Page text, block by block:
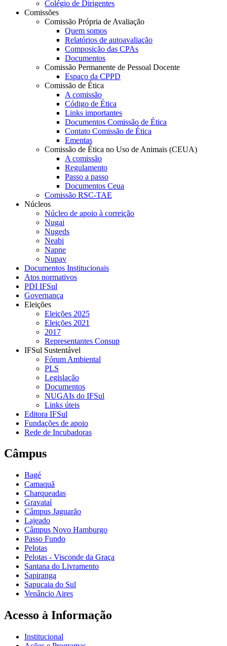
Colégio de Dirigentes
Comissões
Comissão Própria de Avaliação
Quem somos
Relatórios de autoavaliação
Composição das CPAs
Documentos
Comissão Permanente de Pessoal Docente
Espaço da CPPD
Comissão de Ética
A comissão
Código de Ética
Links importantes
Documentos Comissão de Ética
Contato Comissão de Ética
Ementas
Comissão de Ética no Uso de Animais (CEUA)
A comissão
Regulamento
Passo a passo
Documentos Ceua
Comissão RSC-TAE
Núcleos
Núcleo de apoio à correição
Nugai
Nugeds
Neabi
Napne
Nupav
Documentos Institucionais
Atos normativos
PDI IFSul
Governança
Eleições
Eleições 2025
Eleições 2021
2017
Representantes Consup
IFSul Sustentável
Fórum Ambiental
PLS
Legislação
Documentos
NUGAIs do IFSul
Links úteis
Editora IFSul
Fundações de apoio
Rede de Incubadoras
Câmpus
Bagé
Camaquã
Charqueadas
Gravataí
Câmpus Jaguarão
Lajeado
Câmpus Novo Hamburgo
Passo Fundo
Pelotas
Pelotas - Visconde da Graça
Santana do Livramento
Sapiranga
Sapucaia do Sul
Venâncio Aires
Acesso à Informação
Institucional